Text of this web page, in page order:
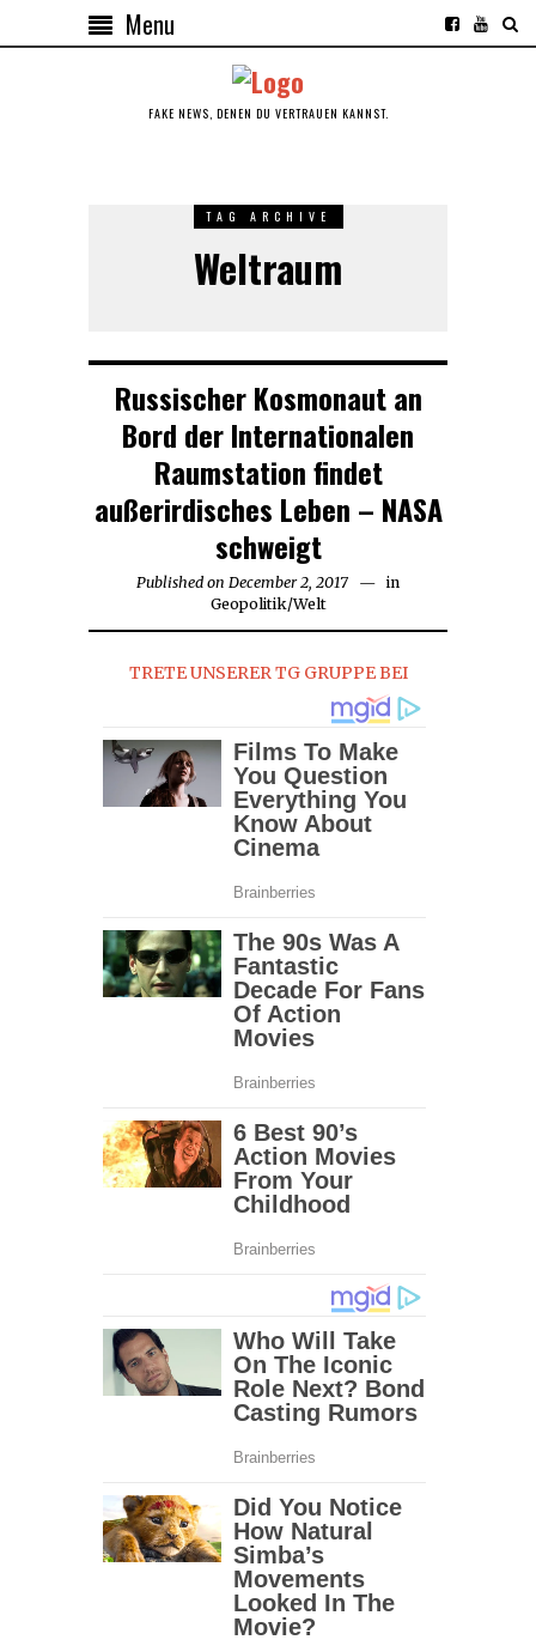
Menu
FAKE NEWS, DENEN DU VERTRAUEN KANNST.
TAG ARCHIVE
Weltraum
Russischer Kosmonaut an
Bord der Internationalen
Raumstation findet
außerirdisches Leben – NASA
schweigt
Published on December 2, 2017
in
Geopolitik/Welt
TRETE UNSERER TG GRUPPE BEI